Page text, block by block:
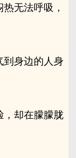
无法呼吸，
身边的人身
，却在朦朦胧